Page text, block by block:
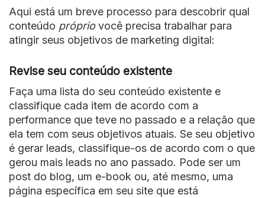
Aqui está um breve processo para descobrir qual
conteúdo própriovocê precisa trabalhar para
atingir seus objetivos de marketing digital:
Revise seu conteúdo existente
Faça uma lista do seu conteúdo existente e
classifique cada item de acordo com a
performance que teve no passado e a relação que
ela tem com seus objetivos atuais. Se seu objetivo
é gerar leads, classifique-os de acordo com o que
gerou mais leads no ano passado. Pode ser um
post do blog, um e-book ou, até mesmo, uma
página específica em seu site que está